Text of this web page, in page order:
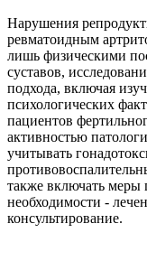
Нарушения
ревматоидным
лишь физическими
суставов,
подхода, включая
психологических
пациентов
активностью
учитывать
также включать
необходимости -
консультирование.